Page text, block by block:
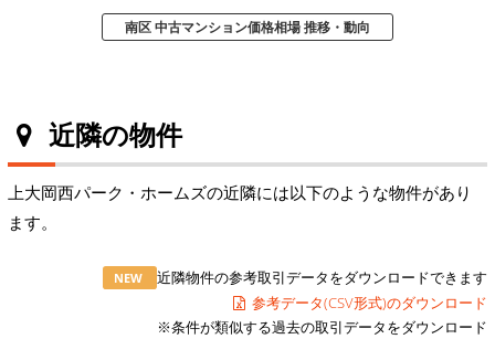
南区 中古マンション価格相場 推移・動向
近隣の物件
上大岡西パーク・ホームズの近隣には以下のような物件があり
ます。
NEW
近隣物件の参考取引データをダウンロードできます
参考データ(CSV形式)のダウンロード
※条件が類似する過去の取引データをダウンロード